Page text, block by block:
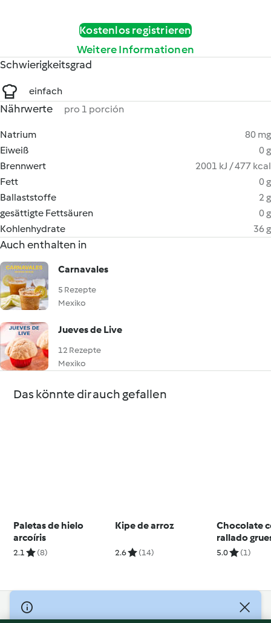
Kostenlos registrieren
Weitere Informationen
Schwierigkeitsgrad
einfach
Nährwerte pro 1 porción
Natrium
80 mg
Eiweiß
0 g
Brennwert
2001 kJ / 477 kcal
Fett
0 g
Ballaststoffe
2 g
gesättigte Fettsäuren
0 g
Kohlenhydrate
36 g
Auch enthalten in
Carnavales
5 Rezepte
Mexiko
Jueves de Live
12 Rezepte
Mexiko
Das könnte dir auch gefallen
Paletas de hielo
arcoíris
2.1 (8)
Kipe de arroz
2.6 (14)
Chocolate
rallado
300 g)
5.0 (1)
© Copyright 2026